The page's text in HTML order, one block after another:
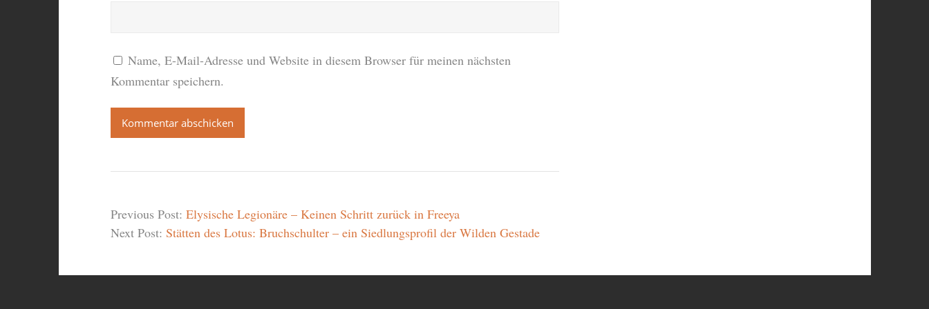
Name, E-Mail-Adresse und Website in diesem Browser für meinen nächsten
Kommentar speichern.
Previous Post: Elysische Legionäre – Keinen Schritt zurück in Freeya
Next Post: Stätten des Lotus: Bruchschulter – ein Siedlungsprofil der Wilden Gestade